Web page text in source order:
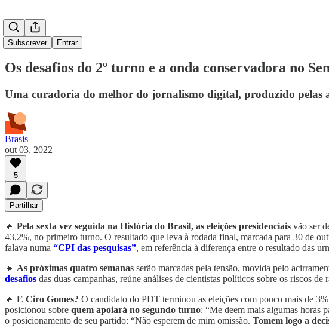
Subscrever Entrar
Os desafios do 2º turno e a onda conservadora no
Uma curadoria do melhor do jornalismo digital, produzido pelas
Brasis
out 03, 2022
5
Partilhar
🔸 Pela sexta vez seguida na História do Brasil, as eleições presidenciais vão ser
43,2%, no primeiro turno. O resultado que leva à rodada final, marcada para 30 de
falava numa “CPI das pesquisas”, em referência à diferença entre o resultado das
🔸 As próximas quatro semanas serão marcadas pela tensão, movida pelo
desafios das duas campanhas, reúne análises de cientistas políticos sobre os riscos de
🔸 E Ciro Gomes? O candidato do PDT terminou as eleições com pouco mais de
posicionou sobre quem apoiará no segundo turno: “Me deem mais algumas horas
o posicionamento de seu partido: “Não esperem de mim omissão. Tomem logo a